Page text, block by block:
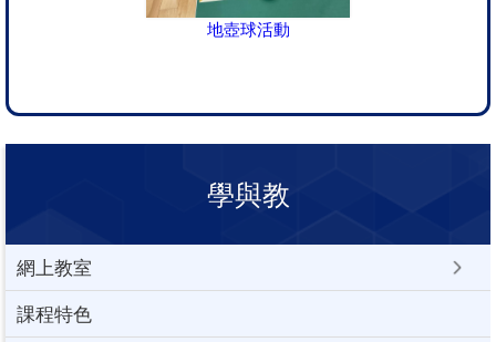
地壺球活動
學與教
網上教室
課程特色